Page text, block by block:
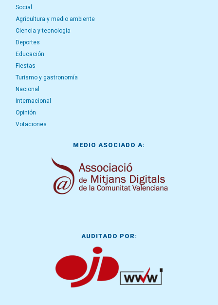
Social
Agricultura y medio ambiente
Ciencia y tecnología
Deportes
Educación
Fiestas
Turismo y gastronomía
Nacional
Internacional
Opinión
Votaciones
MEDIO ASOCIADO A:
AUDITADO POR: